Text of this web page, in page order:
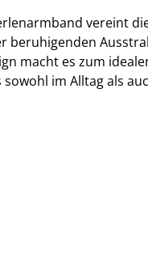
vereint
beruhigenden
macht es zum
im Alltag als